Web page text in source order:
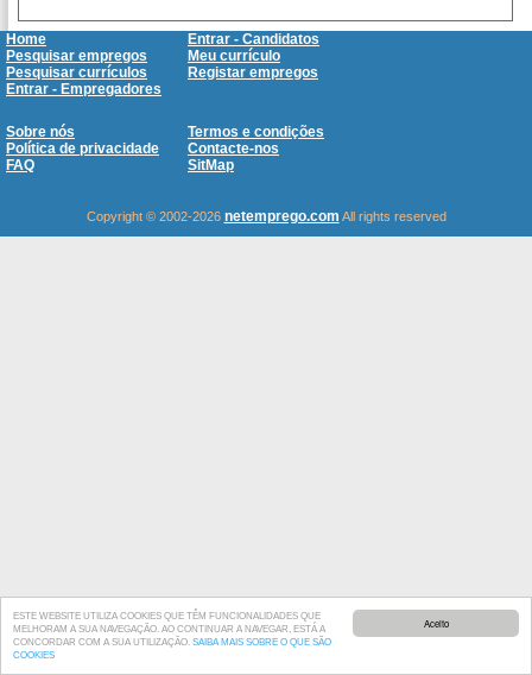
Aceito
ESTE WEBSITE UTILIZA COOKIES QUE TÊM FUNCIONALIDADES QUE
MELHORAM A SUA NAVEGAÇÃO. AO CONTINUAR A NAVEGAR, ESTÁ A
CONCORDAR COM A SUA UTILIZAÇÃO. SAIBA MAIS SOBRE O QUE SÃO
COOKIES
Home
Entrar - Candidatos
Pesquisar empregos
Meu currículo
Pesquisar currículos
Registar empregos
Entrar - Empregadores
Sobre nós
Termos e condições
Política de privacidade
Contacte-nos
FAQ
SitMap
Copyright © 2002-2026 netemprego.com All rights reserved